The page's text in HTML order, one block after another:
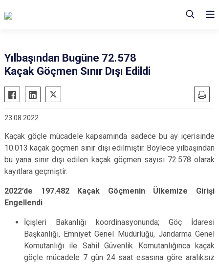
Yılbaşından Bugüne 72.578
Kaçak Göçmen Sınır Dışı Edildi
23.08.2022
Kaçak göçle mücadele kapsamında sadece bu ay içerisinde
10.013 kaçak göçmen sınır dışı edilmiştir. Böylece yılbaşından
bu yana sınır dışı edilen kaçak göçmen sayısı 72.578 olarak
kayıtlara geçmiştir.
2022’de 197.482 Kaçak Göçmenin Ülkemize Girişi
Engellendi
İçişleri Bakanlığı koordinasyonunda; Göç İdaresi
Başkanlığı, Emniyet Genel Müdürlüğü, Jandarma Genel
Komutanlığı ile Sahil Güvenlik Komutanlığınca kaçak
göçle mücadele 7 gün 24 saat esasına göre aralıksız